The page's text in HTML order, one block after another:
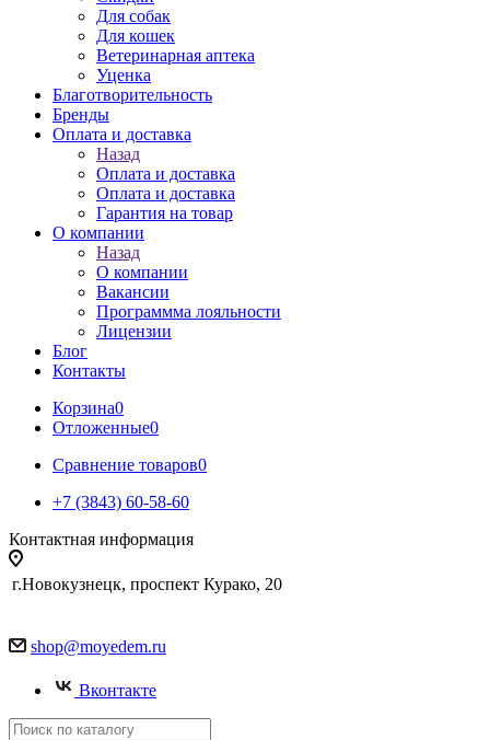
Для собак
Для кошек
Ветеринарная аптека
Уценка
Благотворительность
Бренды
Оплата и доставка
Назад
Оплата и доставка
Оплата и доставка
Гарантия на товар
О компании
Назад
О компании
Вакансии
Программма лояльности
Лицензии
Блог
Контакты
Корзина0
Отложенные0
Сравнение товаров0
+7 (3843) 60-58-60
Контактная информация
г.Новокузнецк, проспект Курако, 20
shop@moyedem.ru
Вконтакте